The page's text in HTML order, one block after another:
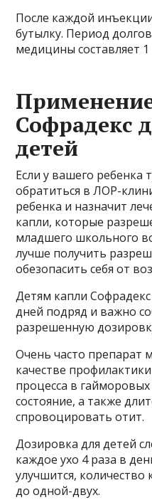
После каждой
бутылку. Период
медицины составляет 1
Софрадекс
детей
Если у вашего ребенка
обратиться в ЛОР-
ребенка и назначит
капли, которые
младшего школьного
лучше получить
обезопасить себя от
Детям капли
дней подряд и важно
разрешенную
Очень часто препарат
качестве
процесса в гайморовых
состояние, а также
спровоцировать отит.
Дозировка для детей
каждое ухо 4 раза в
улучшится,
до одной-двух.